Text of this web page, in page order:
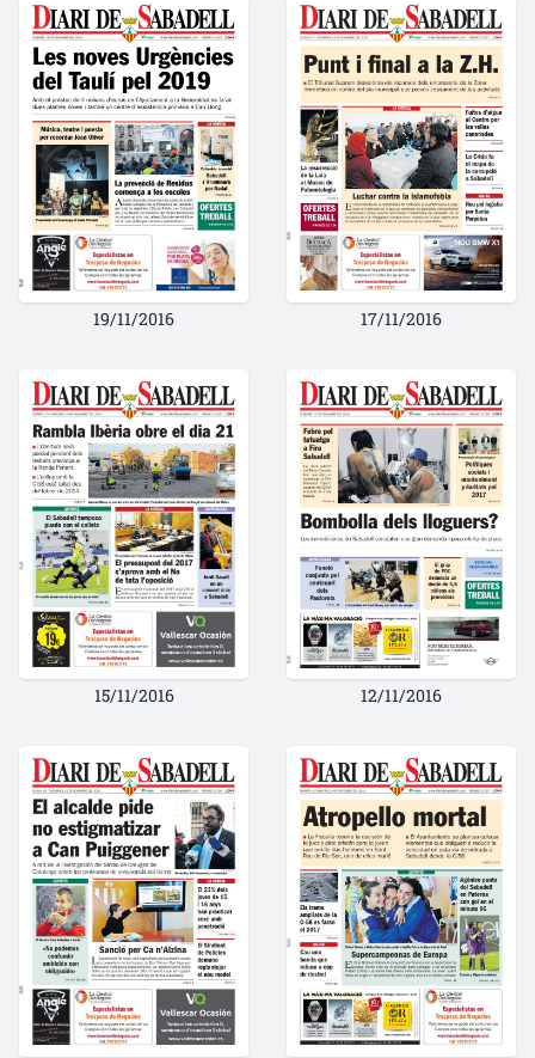
19/11/2016 17/11/2016
15/11/2016 12/11/2016